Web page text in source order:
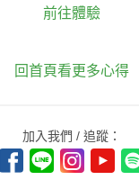
前往體驗
回首頁看更多心得
加入我們 / 追蹤：